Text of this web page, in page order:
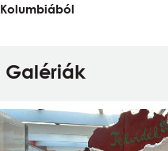
Kolumbiából
Galériák